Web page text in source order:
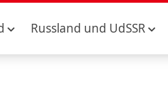
Russland und UdSSR